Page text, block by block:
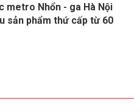
metro Nhổn - ga Hà Nội
sản phẩm thứ cấp từ 60